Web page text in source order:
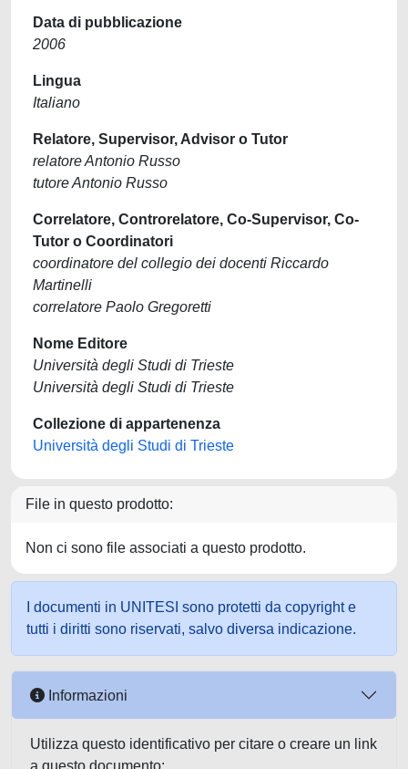
Data di pubblicazione
2006
Lingua
Italiano
Relatore, Supervisor, Advisor o Tutor
relatore Antonio Russo
tutore Antonio Russo
Correlatore, Controrelatore, Co-Supervisor, Co-
Tutor o Coordinatori
coordinatore del collegio dei docenti Riccardo
Martinelli
correlatore Paolo Gregoretti
Nome Editore
Università degli Studi di Trieste
Università degli Studi di Trieste
Collezione di appartenenza
Università degli Studi di Trieste
File in questo prodotto:
Non ci sono file associati a questo prodotto.
I documenti in UNITESI sono protetti da copyright e
tutti i diritti sono riservati, salvo diversa indicazione.
Informazioni
Utilizza questo identificativo per citare o creare un link
a questo documento: